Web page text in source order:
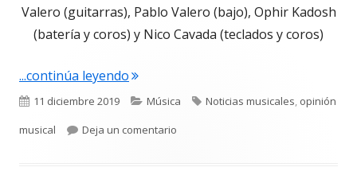
Valero (guitarras), Pablo Valero (bajo), Ophir Kadosh
(batería y coros) y Nico Cavada (teclados y coros)
...continúa leyendo"«Hoy» de Comandante Twin –
Publicado
el
11 diciembre 2019 Categorías
Música Etiquetas
Noticias musicales, opinión
musical
Deja un comentario